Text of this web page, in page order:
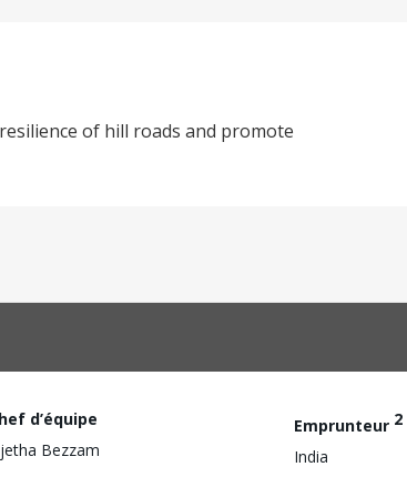
of hill roads and promote
d’équipe
Bezzam
Emprunteur 2
India